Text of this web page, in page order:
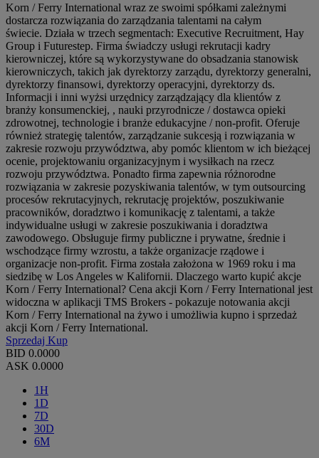
Korn / Ferry International wraz ze swoimi spółkami zależnymi
dostarcza rozwiązania do zarządzania talentami na całym
świecie. Działa w trzech segmentach: Executive Recruitment, Hay
Group i Futurestep. Firma świadczy usługi rekrutacji kadry
kierowniczej, które są wykorzystywane do obsadzania stanowisk
kierowniczych, takich jak dyrektorzy zarządu, dyrektorzy generalni,
dyrektorzy finansowi, dyrektorzy operacyjni, dyrektorzy ds.
Informacji i inni wyżsi urzędnicy zarządzający dla klientów z
branży konsumenckiej, , nauki przyrodnicze / dostawca opieki
zdrowotnej, technologie i branże edukacyjne / non-profit. Oferuje
również strategię talentów, zarządzanie sukcesją i rozwiązania w
zakresie rozwoju przywództwa, aby pomóc klientom w ich bieżącej
ocenie, projektowaniu organizacyjnym i wysiłkach na rzecz
rozwoju przywództwa. Ponadto firma zapewnia różnorodne
rozwiązania w zakresie pozyskiwania talentów, w tym outsourcing
procesów rekrutacyjnych, rekrutację projektów, poszukiwanie
pracowników, doradztwo i komunikację z talentami, a także
indywidualne usługi w zakresie poszukiwania i doradztwa
zawodowego. Obsługuje firmy publiczne i prywatne, średnie i
wschodzące firmy wzrostu, a także organizacje rządowe i
organizacje non-profit. Firma została założona w 1969 roku i ma
siedzibę w Los Angeles w Kalifornii. Dlaczego warto kupić akcje
Korn / Ferry International? Cena akcji Korn / Ferry International jest
widoczna w aplikacji TMS Brokers - pokazuje notowania akcji
Korn / Ferry International na żywo i umożliwia kupno i sprzedaż
akcji Korn / Ferry International.
Sprzedaj Kup
BID 0.0000
ASK 0.0000
1H
1D
7D
30D
6M